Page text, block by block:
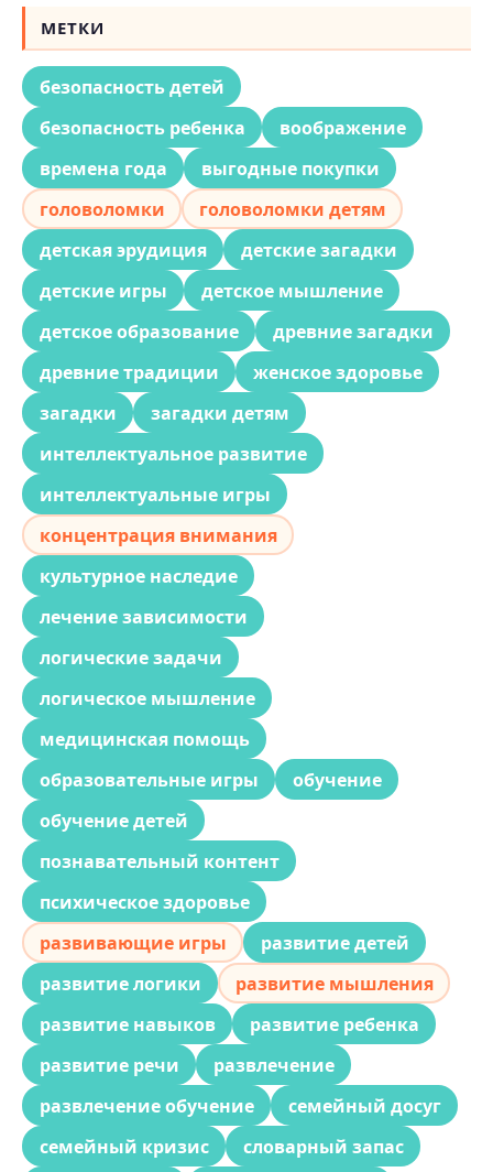
МЕТКИ
безопасность детей
безопасность ребенка
воображение
времена года
выгодные покупки
головоломки
головоломки детям
детская эрудиция
детские загадки
детские игры
детское мышление
детское образование
древние загадки
древние традиции
женское здоровье
загадки
загадки детям
интеллектуальное развитие
интеллектуальные игры
концентрация внимания
культурное наследие
лечение зависимости
логические задачи
логическое мышление
медицинская помощь
образовательные игры
обучение
обучение детей
познавательный контент
психическое здоровье
развивающие игры
развитие детей
развитие логики
развитие мышления
развитие навыков
развитие ребенка
развитие речи
развлечение
развлечение обучение
семейный досуг
семейный кризис
словарный запас